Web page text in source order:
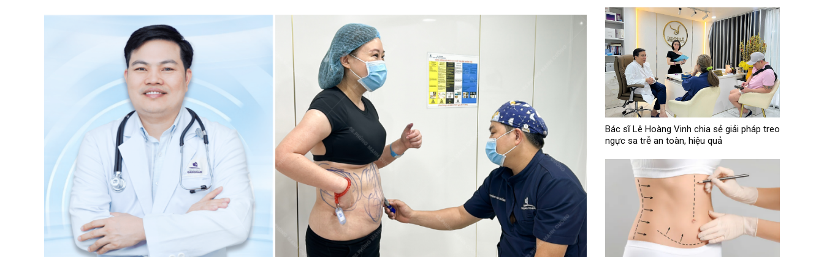
Bác sĩ Lê Hoàng Vinh chia sẻ giải pháp treo
ngực sa trễ an toàn, hiệu quả